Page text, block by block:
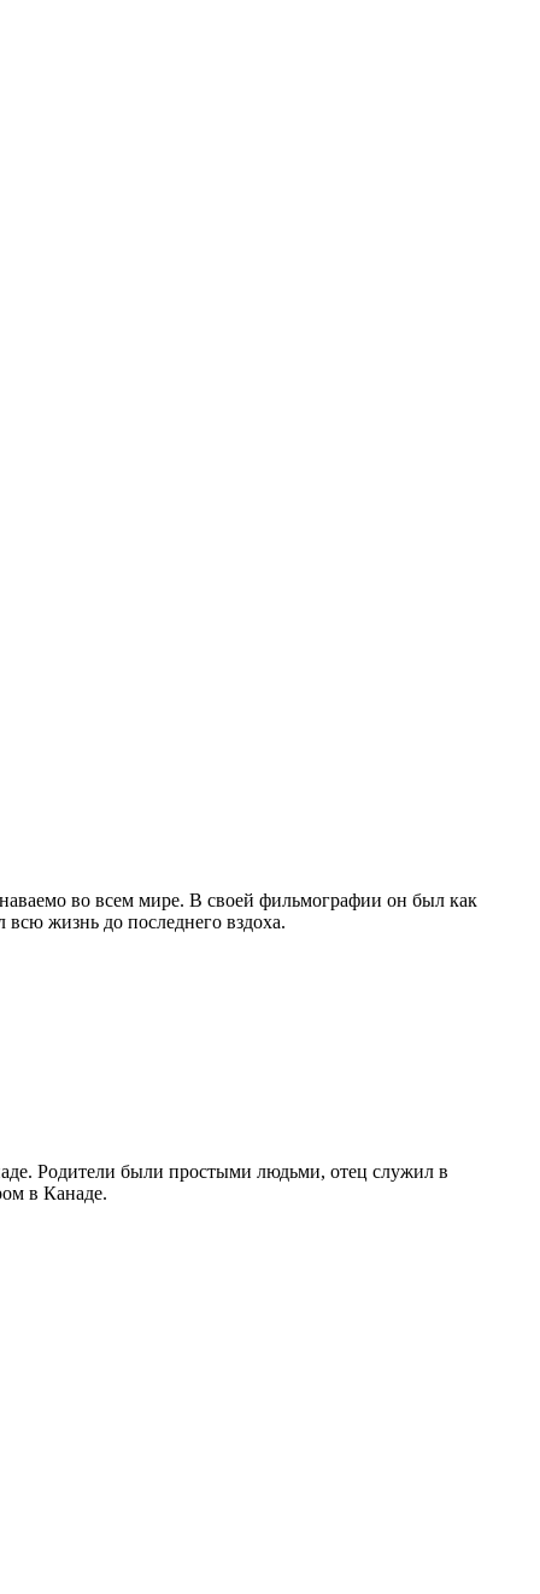
во всем мире. В своей фильмографии он был как
жизнь до последнего вздоха.
Родители были простыми людьми, отец служил в
в Канаде.